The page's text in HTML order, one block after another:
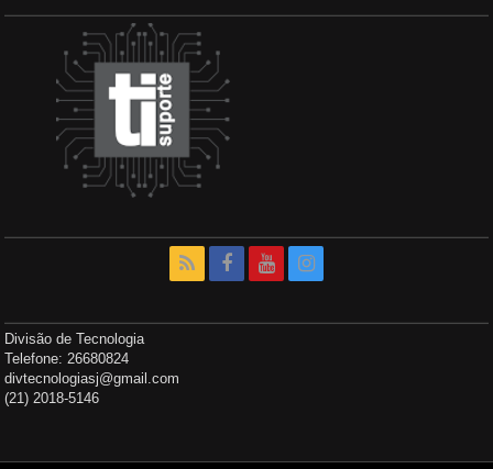
Divisão de Tecnologia
Telefone: 26680824
divtecnologiasj@gmail.com
(21) 2018-5146